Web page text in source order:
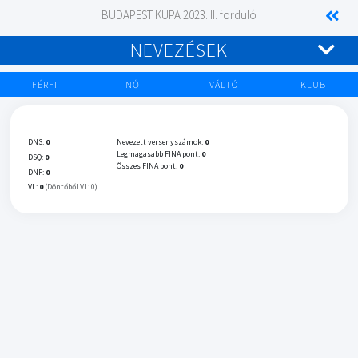
BUDAPEST KUPA 2023. II. forduló
NEVEZÉSEK
FÉRFI NŐI VÁLTÓ KLUB
DNS: 0
DSQ: 0
DNF: 0
VL: 0 (Döntőből VL: 0)
Nevezett versenyszámok: 0
Legmagasabb FINA pont: 0
Összes FINA pont: 0